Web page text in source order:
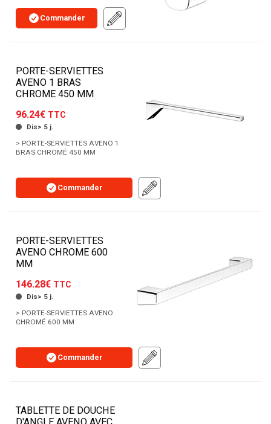
Commander
PORTE-SERVIETTES
AVENO 1 BRAS
CHROME 450 MM
96.24€ TTC
Dis> 5 j.
> PORTE-SERVIETTES AVENO 1
BRAS CHROMÉ 450 MM
Commander
PORTE-SERVIETTES
AVENO CHROME 600
MM
146.28€ TTC
Dis> 5 j.
> PORTE-SERVIETTES AVENO
CHROMÉ 600 MM
Commander
TABLETTE DE DOUCHE